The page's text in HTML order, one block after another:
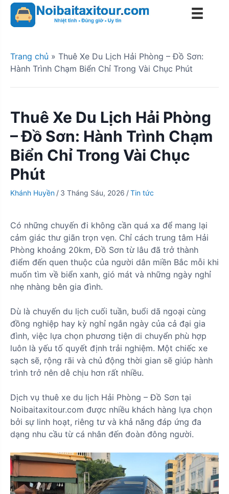
Trang chủ » Thuê Xe Du Lịch Hải Phòng – Đồ Sơn:
Hành Trình Chạm Biển Chỉ Trong Vài Chục Phút
Thuê Xe Du Lịch Hải Phòng
– Đồ Sơn: Hành Trình Chạm
Biển Chỉ Trong Vài Chục
Phút
Khánh Huyền / 3 Tháng Sáu, 2026 /Tin tức
Có những chuyến đi không cần quá xa để mang lại
cảm giác thư giãn trọn vẹn. Chỉ cách trung tâm Hải
Phòng khoảng 20km, Đồ Sơn từ lâu đã trở thành
điểm đến quen thuộc của người dân miền Bắc mỗi khi
muốn tìm về biển xanh, gió mát và những ngày nghỉ
nhẹ nhàng bên gia đình.
Dù là chuyến du lịch cuối tuần, buổi dã ngoại cùng
đồng nghiệp hay kỳ nghỉ ngắn ngày của cả đại gia
đình, việc lựa chọn phương tiện di chuyển phù hợp
luôn là yếu tố quyết định trải nghiệm. Một chiếc xe
sạch sẽ, rộng rãi và chủ động thời gian sẽ giúp hành
trình trở nên dễ chịu hơn rất nhiều.
Dịch vụ thuê xe du lịch Hải Phòng – Đồ Sơn tại
Noibaitaxitour.com được nhiều khách hàng lựa chọn
bởi sự linh hoạt, riêng tư và khả năng đáp ứng đa
dạng nhu cầu từ cá nhân đến đoàn đông người.